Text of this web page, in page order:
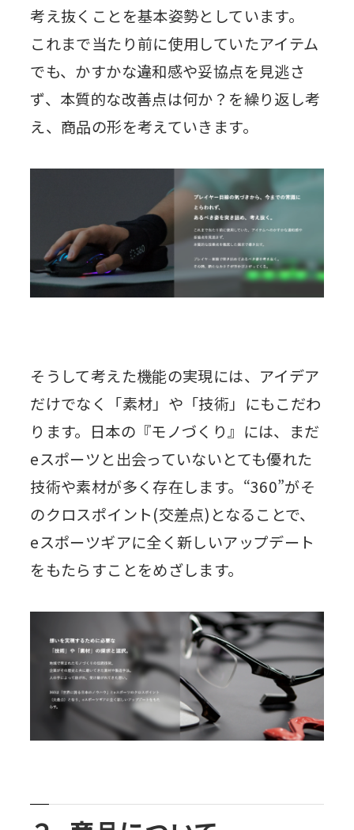
考え抜くことを基本姿勢としています。
これまで当たり前に使用していたアイテム
でも、かすかな違和感や妥協点を見逃さ
ず、本質的な改善点は何か？を繰り返し考
え、商品の形を考えていきます。
そうして考えた機能の実現には、アイデア
だけでなく「素材」や「技術」にもこだわ
ります。日本の『モノづくり』には、まだ
eスポーツと出会っていないとても優れた
技術や素材が多く存在します。“360”がそ
のクロスポイント(交差点)となることで、
eスポーツギアに全く新しいアップデート
をもたらすことをめざします。